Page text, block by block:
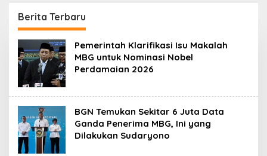
Berita Terbaru
e
t
k
d
e
r
k
Pemerintah Klarifikasi Isu Makalah
MBG untuk Nominasi Nobel
Perdamaian 2026
BGN Temukan Sekitar 6 Juta Data
Ganda Penerima MBG, Ini yang
Dilakukan Sudaryono